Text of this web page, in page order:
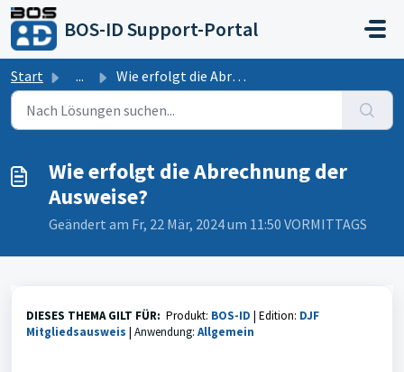
Zum hauptsächlichen Inhalt gehen
BOS-ID Support-Portal
Start ... Wie erfolgt die Abrechnung der Ausweise?
Wie erfolgt die Abrechnung der
Ausweise?
Geändert am Fr, 22 Mär, 2024 um 11:50 VORMITTAGS
DIESES THEMA GILT FÜR: Produkt: BOS-ID | Edition: DJF
Mitgliedsausweis | Anwendung: Allgemein